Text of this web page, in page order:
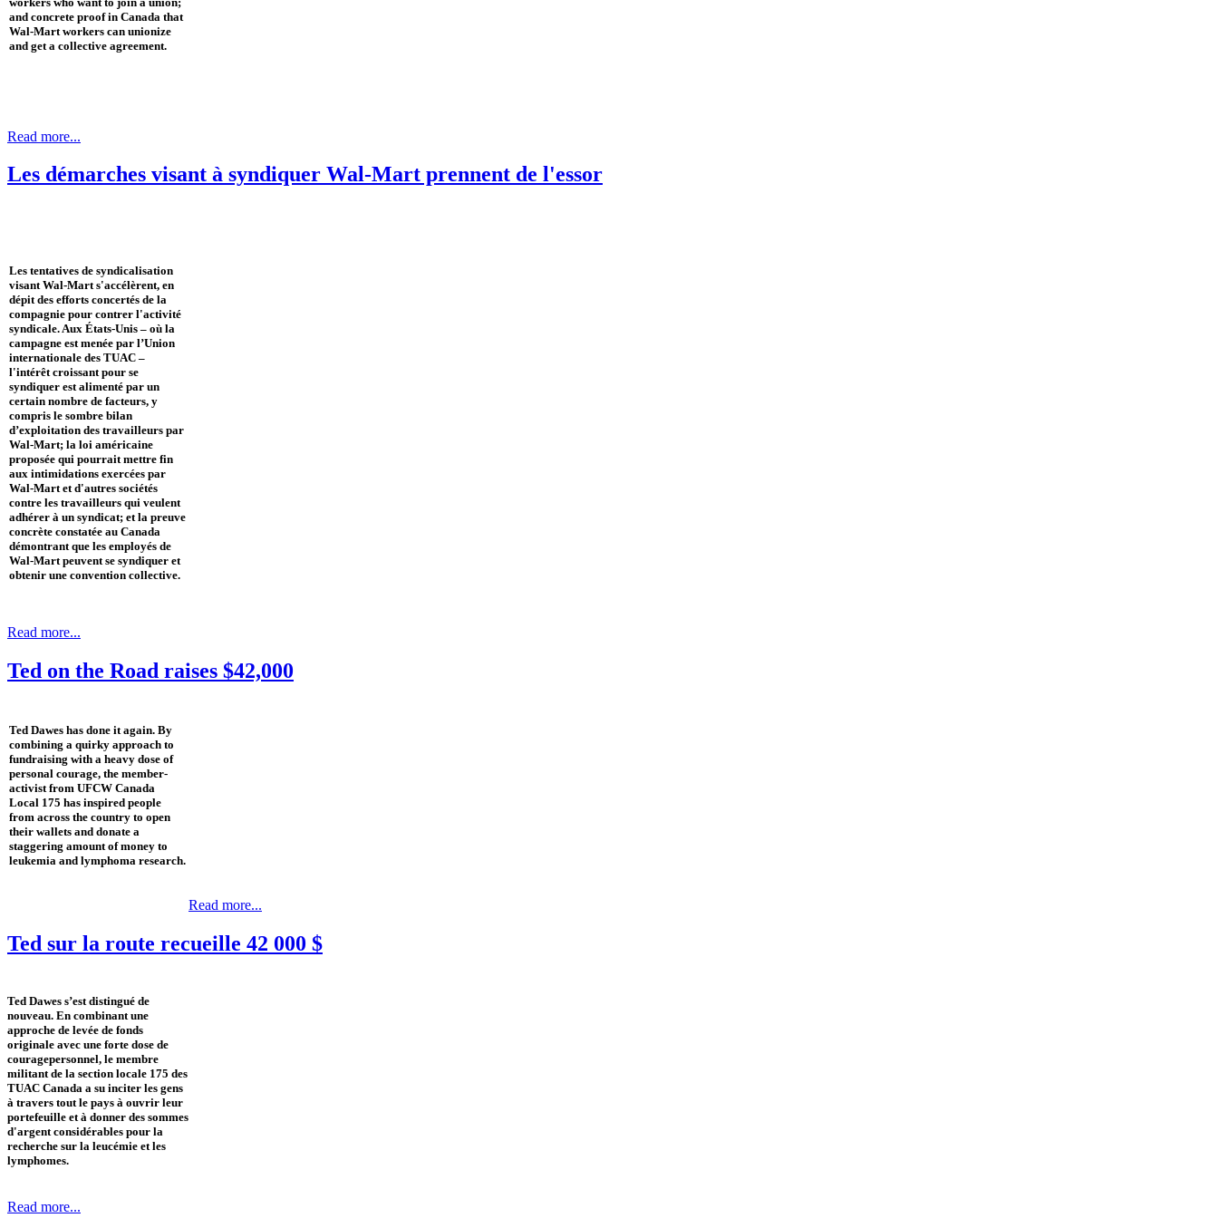
and concrete proof in Canada that
Wal-Mart workers can unionize
and get a collective agreement.
Read more...
Les démarches visant à syndiquer Wal-Mart prennent de l'essor
Les tentatives de syndicalisation
visant Wal-Mart s'accélèrent, en
dépit des efforts concertés de la
compagnie pour contrer l'activité
syndicale. Aux États-Unis – où la
campagne est menée par l’Union
internationale des TUAC –
l'intérêt croissant pour se
syndiquer est alimenté par un
certain nombre de facteurs, y
compris le sombre bilan
d’exploitation des travailleurs par
Wal-Mart; la loi américaine
proposée qui pourrait mettre fin
aux intimidations exercées par
Wal-Mart et d'autres sociétés
contre les travailleurs qui veulent
adhérer à un syndicat; et la preuve
concrète constatée au Canada
démontrant que les employés de
Wal-Mart peuvent se syndiquer et
obtenir une convention collective.
Read more...
Ted on the Road raises $42,000
Ted Dawes has done it again. By
combining a quirky approach to
fundraising with a heavy dose of
‎personal courage, the member-
activist from UFCW Canada
Local 175 has inspired people
from ‎across the country to open
their wallets and donate a
staggering amount of money to
leukemia and ‎lymphoma research.
Read more...
Ted sur la route recueille 42 000 $
Ted Dawes s’est distingué de
nouveau. En combinant une
approche de levée de fonds
originale avec une forte dose de
couragepersonnel, le membre
militant de la section locale 175 des
TUAC Canada a su inciter les gens
à travers tout le pays à ouvrir leur
portefeuille et à donner des sommes
d'argent considérables pour la
recherche sur la leucémie et les
lymphomes.
Read more...